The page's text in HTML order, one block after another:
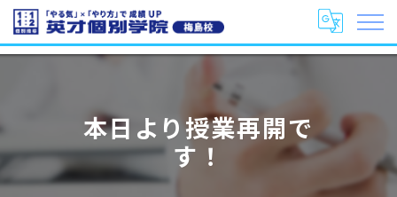
本日より授業再開で
す！